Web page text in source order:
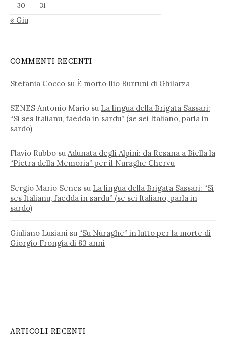
30
31
« Giu
COMMENTI RECENTI
Stefania Cocco su È morto Ilio Burruni di Ghilarza
SENES Antonio Mario su La lingua della Brigata Sassari:
“Si ses Italianu, faedda in sardu” (se sei Italiano, parla in
sardo)
Flavio Rubbo su Adunata degli Alpini: da Resana a Biella la
“Pietra della Memoria” per il Nuraghe Chervu
Sergio Mario Senes su La lingua della Brigata Sassari: “Si
ses Italianu, faedda in sardu” (se sei Italiano, parla in
sardo)
Giuliano Lusiani su “Su Nuraghe” in lutto per la morte di
Giorgio Frongia di 83 anni
ARTICOLI RECENTI